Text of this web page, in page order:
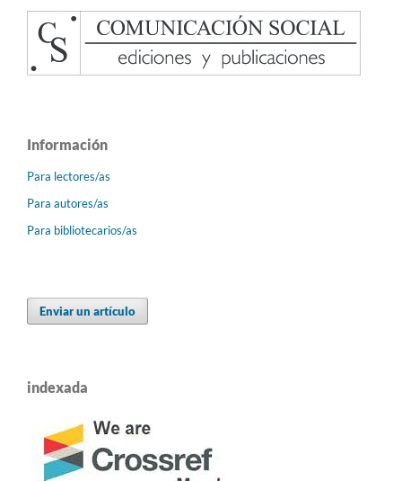
Información
Para lectores/as
Para autores/as
Para bibliotecarios/as
Enviar un artículo
indexada